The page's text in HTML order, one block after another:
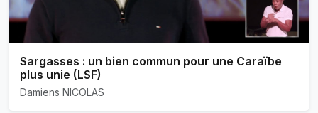
Sargasses : un bien commun pour une Caraïbe
plus unie (LSF)
Damiens NICOLAS